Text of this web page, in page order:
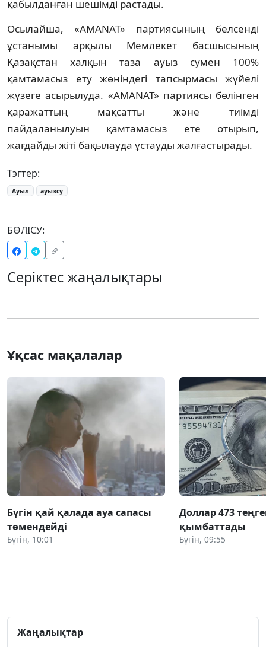
қабылданған шешімді растады.
Осылайша, «AMANAT» партиясының белсенді
ұстанымы арқылы Мемлекет басшысының
Қазақстан халқын таза ауыз сумен 100%
қамтамасыз ету жөніндегі тапсырмасы жүйелі
жүзеге асырылуда. «AMANAT» партиясы бөлінген
қаражаттың мақсатты және тиімді
пайдаланылуын қамтамасыз ете отырып,
жағдайды жіті бақылауда ұстауды жалғастырады.
Тэгтер:
Ауыл ауызсу
БӨЛІСУ:
Серіктес жаңалықтары
Ұқсас мақалалар
Бүгін қай қалада ауа сапасы
төмендейді
Бүгін, 10:01
Доллар 473
қымбаттады
Бүгін, 09:55
Жаңалықтар